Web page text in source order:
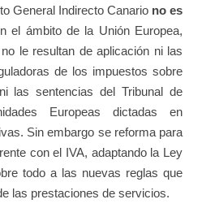
General Indirecto Canario no es
el ámbito de la Unión Europea,
le resultan de aplicación ni las
de los impuestos sobre
las sentencias del Tribunal de
Europeas dictadas en
Sin embargo se reforma para
con el IVA, adaptando la Ley
todo a las nuevas reglas que
las prestaciones de servicios.